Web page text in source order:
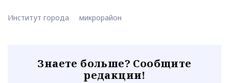
Институт города микрорайон
Знаете больше? Сообщите
редакции!